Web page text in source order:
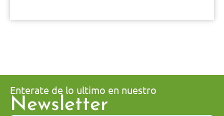
Enterate de lo ultimo en nuestro
Newsletter